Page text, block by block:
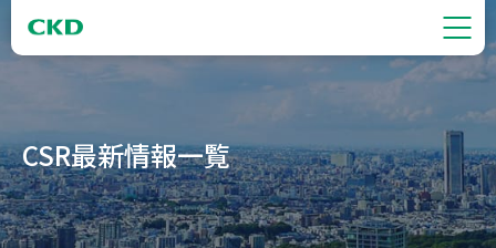
CSR最新情報一覧